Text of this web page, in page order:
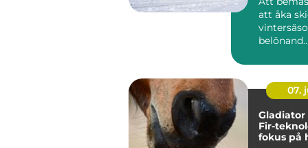
att åka
belönand...
07.
Gladiator
Fir-
fokus på